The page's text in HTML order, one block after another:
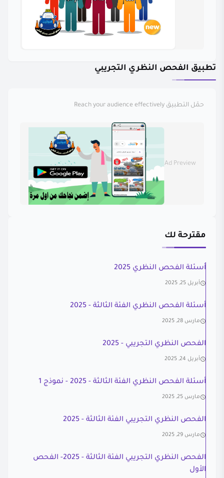
تطبيق الفحص النظري التجريبي
حمّل التطبيق Reach your audience effectively
Ad Preview
مقترحة لك
أسئلة الفحص النظري 2025
أبريل 25, 2025
أسئلة الفحص النظري الفئة الثالثة - 2025
مارس 28, 2025
الفحص النظري التجريبي - 2025
أبريل 24, 2025
أسئلة الفحص النظري الفئة الثالثة - 2025 - نموذج 1
مارس 25, 2025
الفحص النظري التجريبي الفئة الثالثة - 2025
مارس 29, 2025
الفحص النظري التجريبي الفئة الثالثة - 2025- الفحص
الأول